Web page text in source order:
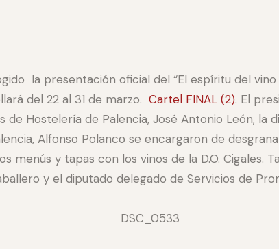
la presentación oficial del “El espíritu del
del 22 al 31 de marzo. Cartel FINAL (2). El
Hostelería de Palencia, José Antonio León, la
Alfonso Polanco se encargaron de
menús y tapas con los vinos de la D.O. Cigales.
y el diputado delegado de Servicios de